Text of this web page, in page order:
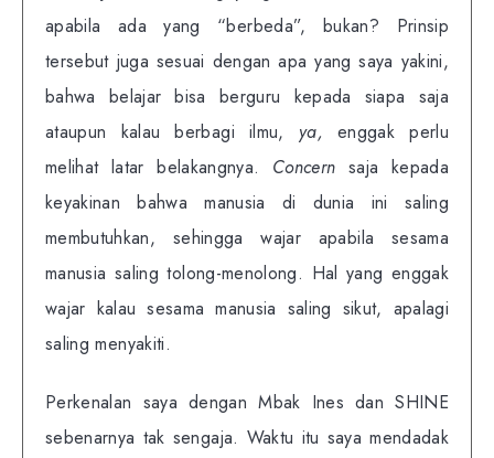
apabila ada yang “berbeda”, bukan? Prinsip
tersebut juga sesuai dengan apa yang saya yakini,
bahwa belajar bisa berguru kepada siapa saja
ataupun kalau berbagi ilmu, ya, enggak perlu
melihat latar belakangnya. Concern saja kepada
keyakinan bahwa manusia di dunia ini saling
membutuhkan, sehingga wajar apabila sesama
manusia saling tolong-menolong. Hal yang enggak
wajar kalau sesama manusia saling sikut, apalagi
saling menyakiti.
Perkenalan saya dengan Mbak Ines dan SHINE
sebenarnya tak sengaja. Waktu itu saya mendadak